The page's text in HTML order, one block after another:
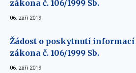
zákona č. 106/1999 Sb.
06. září 2019
Žádost o poskytnutí informací
zákona č. 106/1999 Sb.
06. září 2019